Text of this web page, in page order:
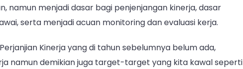
namun menjadi dasar bagi penjenjangan kinerja, dasar
serta menjadi acuan monitoring dan evaluasi kerja.
Kinerja yang di tahun sebelumnya belum ada,
namun demikian juga target-target yang kita kawal seperti